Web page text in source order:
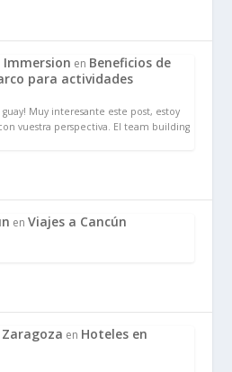
Immersion en Beneficios de
para actividades
guay! Muy interesante este post, estoy
vuestra perspectiva. El team building
enViajes a Cancún
en Hoteles en